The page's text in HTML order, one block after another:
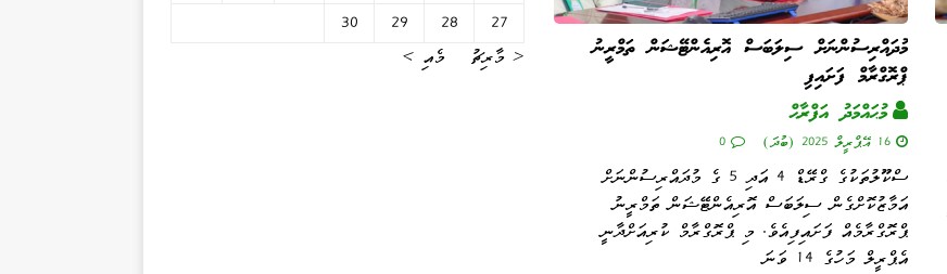
މުދައްރިސުންނަށް ސިލަބަސް އޮރިއެންޓޭޝަން ތަމްރީނު
ޕްރޮގްރާމް ފަށައިފި
މުޙައްމަދު އަފްރާޙް
16 އޭޕްރީލް 2025 (ބުދަ) 0
ސްކޫލުތަކުގެ ގްރޭޑް 4 އަދި 5 ގެ މުދައްރިސުންނަށް
އަމާޒުކޮށްގެން ސިލަބަސް އޮރިއެންޓޭޝަން ތަމްރީނު
ޕްރޮގްރާމެއް ފަށައިފިއެވެ. މި ޕްރޮގްރާމް ކުރިއަށްދާނީ
އެޕްރީލް މަހުގެ 14 ވަނަ
27
28
29
30
« މާރިޗު
މެއި »